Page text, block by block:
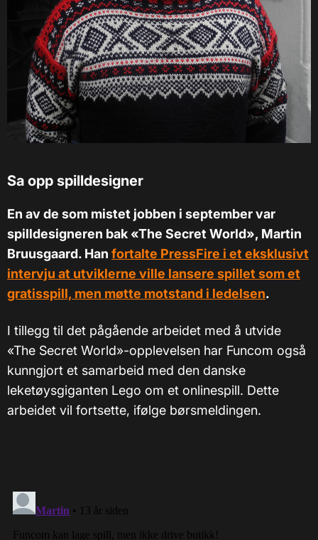
Sa opp spilldesigner
En av de som mistet jobben i september var
spilldesigneren bak «The Secret World», Martin
Bruusgaard. Han fortalte PressFire i et eksklusivt
intervju at utviklerne ville lansere spillet som et
gratisspill, men møtte motstand i ledelsen.
I tillegg til det pågående arbeidet med å utvide
«The Secret World»-opplevelsen har Funcom også
kunngjort et samarbeid med den danske
leketøysgiganten Lego om et onlinespill. Dette
arbeidet vil fortsette, ifølge børsmeldingen.